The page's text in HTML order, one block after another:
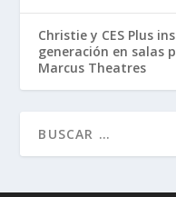
Christie y CES Plus
generación en salas
Marcus Theatres